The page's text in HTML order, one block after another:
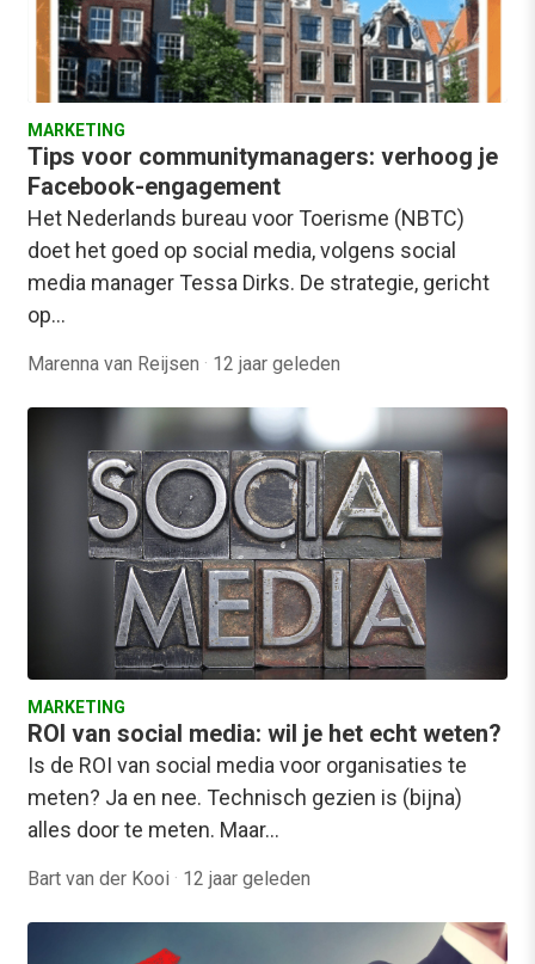
MARKETING
Tips voor communitymanagers: verhoog je
Facebook-engagement
Het Nederlands bureau voor Toerisme (NBTC)
doet het goed op social media, volgens social
media manager Tessa Dirks. De strategie, gericht
op…
Marenna van Reijsen · 12 jaar geleden
MARKETING
ROI van social media: wil je het echt weten?
Is de ROI van social media voor organisaties te
meten? Ja en nee. Technisch gezien is (bijna)
alles door te meten. Maar…
Bart van der Kooi · 12 jaar geleden